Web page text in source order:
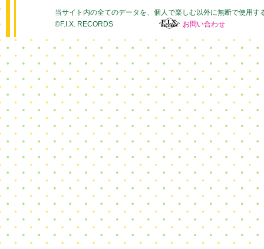
当サイト内の全てのデータを、個人で楽しむ以外に無断で使用す
©F.I.X. RECORDS
お問い合わせ